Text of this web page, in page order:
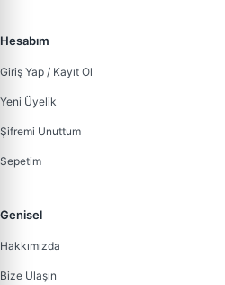
Hesabım
Giriş Yap / Kayıt Ol
Yeni Üyelik
Şifremi Unuttum
Sepetim
Genisel
Hakkımızda
Bize Ulaşın